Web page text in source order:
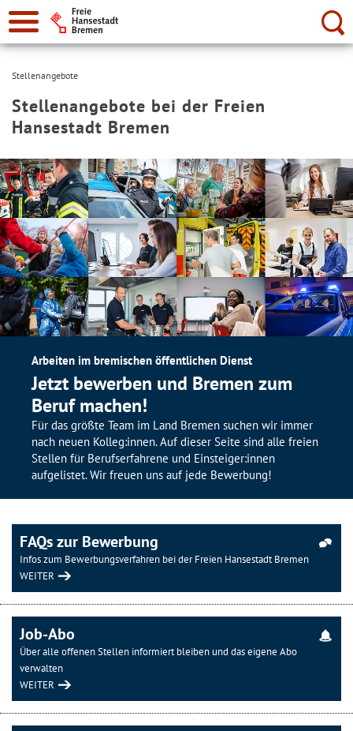
Suche:
Stellenangebote
Stellenangebote bei der Freien
Hansestadt Bremen
Arbeiten im bremischen öffentlichen Dienst
Jetzt bewerben und Bremen zum
Beruf machen!
Für das größte Team im Land Bremen suchen wir immer
nach neuen Kolleg:innen. Auf dieser Seite sind alle freien
Stellen für Berufserfahrene und Einsteiger:innen
aufgelistet. Wir freuen uns auf jede Bewerbung!
FAQs zur Bewerbung
Infos zum Bewerbungsverfahren bei der Freien Hansestadt Bremen
WEITER
Job-Abo
Über alle offenen Stellen informiert bleiben und das eigene Abo
verwalten
WEITER